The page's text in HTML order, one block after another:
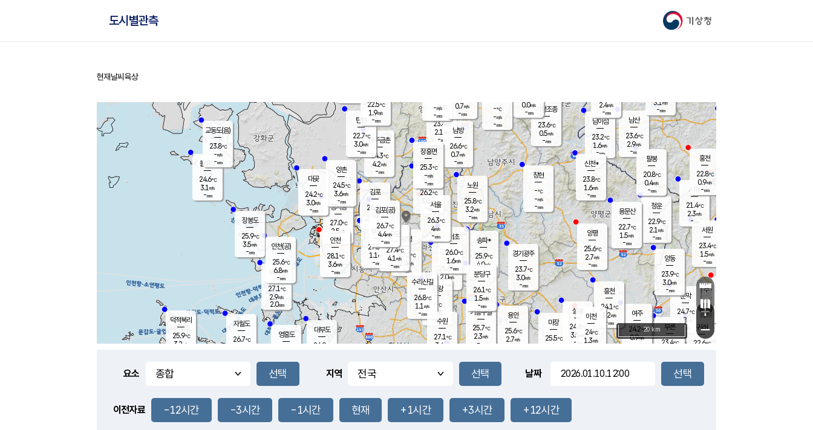
기상청
도시별관측
홈
현재날씨 육상
풍도
3.6m/s
0.5
문막
24.7℃
3.8
mm
남이섬
23.2℃
1.6m/s
-mm
무의도
27.1℃
2.9m/s
2.0mm
영흥도
볼음도
24.6℃
3.1 m/s
-mm
자월도
26.7℃
양주
23.4℃
2.1
-mm
부론
23.4℃
과천
25.6℃
2.0m/s
- mm
남산
23.6℃
2.9m/s
-mm
장봉도
25.9℃
3.5m/s
-mm
9.0mm
청운
22.9℃
2.1 m/s
-mm
팔봉
20.8℃
0.4m/s
-mm
-mm
용인
25.6℃
2.7m/s
여주
24.2℃
0.9m/s
양동
23.9℃
3.0m/s
-mm
경기광주
23.7℃
3.0m/s
-mm
장호원
2.4m/s
-mm
25.2
℃
대부도
26.0
-
경서동
27.0℃
2.5 m/s
-mm
파주금촌
24.3℃
4.2m/s
-mm
가평조종
23.6℃
0.5m/s
-mm
-℃
-m/s
-mm
대곶
24.2℃
3.0m/s
-mm
신천*
23.8℃
1.6m/s
-mm
창현
-℃
-m/s
-mm
탄현
22.7℃
3.0m/s
-mm
0.0m/s
-mm
25.7℃
0.7m/s
-mm
흥천
24.1℃
1.2m/s
-mm
마장
25.5℃
의왕
- ℃
m/s
mm
김포
26.4℃
-m/s
mm
설봉
24.8
3.5
- mm
광명
27.2 ℃
2.4 m/s
-mm
부천
27.5℃
1.1 m/s
-mm
-mm
양촌
24.5℃
3.6m/s
-mm
구로
27.4℃
4.1 m/s
-mm
은평
26.2℃
3.0 m/s
- mm
노원
25.8℃
3.2m/s
-mm
송파*
25.9℃
4.0m/s
-mm
서초
26.0℃
1.6m/s
-mm
남방
26.6℃
0.7m/s
-mm
기흥구갈
25.7℃
2.3m/s
-
수리산길
26.8℃
1.1 m/s
-mm
분당구
26.1℃
1.5m/s
-mm
장흥면
25.3℃
-m/s
-mm
-m/s
-mm
시동
21.4℃
2.3m/s
- mm
귀래
22.6℃
서원
23.4℃
1.5m/s
-mm
용문산
22.7℃
1.5m/s
-mm
덕적북리
25.9℃
3.2 m/s
인천(공)
25.6℃
6.8m/s
-mm
김포(공)
26.7℃
4.4m/s
-mm
교동도(음)
23.8℃
-m/s
-mm
홍천
22.8℃
0.9m/s
-mm
이천
24℃
1.3m/s
양평
25.6℃
2.7m/s
-mm
수원
27.1℃
3.4 m/s
인천
28.1℃
3.6m/s
-mm
서울
26.3℃
4m/s
-mm
3.1 m/s
-mm
22.5℃
1.9m/s
-mm
0.7m/s
-mm
+
−
20 km
요소 지역 날짜
이전자료 -12시간 -3시간 -1시간 현재 +1시간 +3시간 +12시간